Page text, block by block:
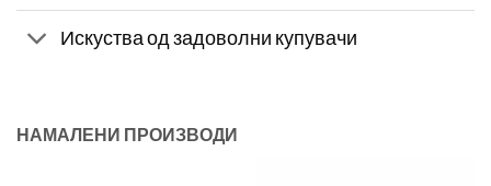
Искуства од задоволни купувачи
НАМАЛЕНИ ПРОИЗВОДИ